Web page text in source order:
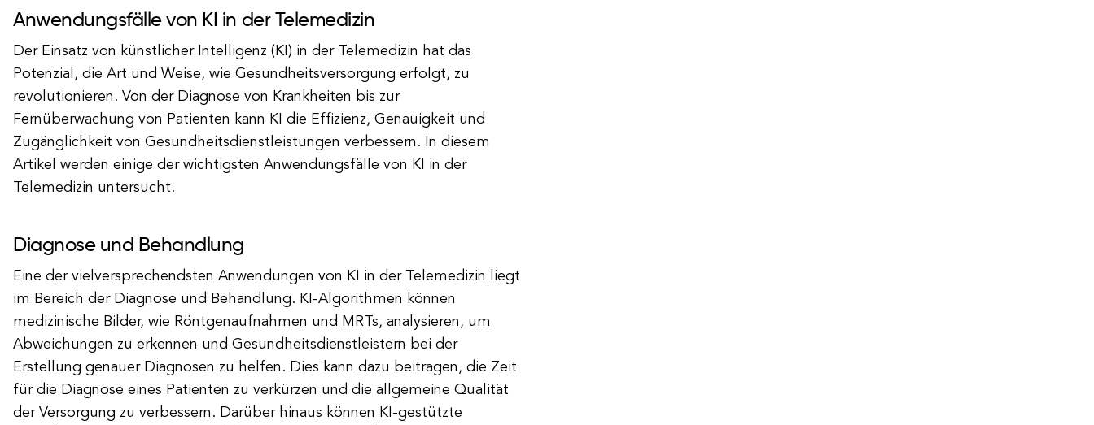
Anwendungsfälle von KI in der Telemedizin
Der Einsatz von künstlicher Intelligenz (KI) in der Telemedizin hat das
Potenzial, die Art und Weise, wie Gesundheitsversorgung erfolgt, zu
revolutionieren. Von der Diagnose von Krankheiten bis zur
Fernüberwachung von Patienten kann KI die Effizienz, Genauigkeit und
Zugänglichkeit von Gesundheitsdienstleistungen verbessern. In diesem
Artikel werden einige der wichtigsten Anwendungsfälle von KI in der
Telemedizin untersucht.
Diagnose und Behandlung
Eine der vielversprechendsten Anwendungen von KI in der Telemedizin liegt
im Bereich der Diagnose und Behandlung. KI-Algorithmen können
medizinische Bilder, wie Röntgenaufnahmen und MRTs, analysieren, um
Abweichungen zu erkennen und Gesundheitsdienstleistern bei der
Erstellung genauer Diagnosen zu helfen. Dies kann dazu beitragen, die Zeit
für die Diagnose eines Patienten zu verkürzen und die allgemeine Qualität
der Versorgung zu verbessern. Darüber hinaus können KI-gestützte